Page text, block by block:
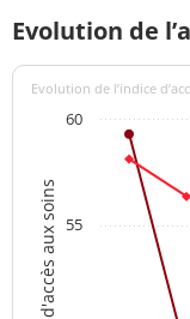
Evolution de
Evolution de l’indice
55
60